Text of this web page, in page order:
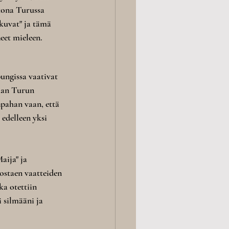
Turussa
ja tämä
mieleen.
vaativat
Turun
vaan, että
yksi
ja
vaatteiden
otettiin
silmääni ja